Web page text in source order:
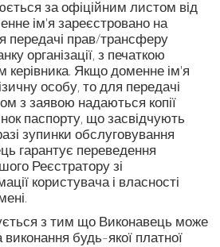
за офіційним листом від
ім'я зареєстровано на
передачі прав/трансферу
організації, з печаткою
керівника. Якщо доменне ім'я
особу, то для передачі
з заявою надаються копії
паспорту, що засвідчують
зупинки обслуговування
гарантує переведення
Реєстратору зі
користувача і власності
з тим що Виконавець може
будь-якої платної